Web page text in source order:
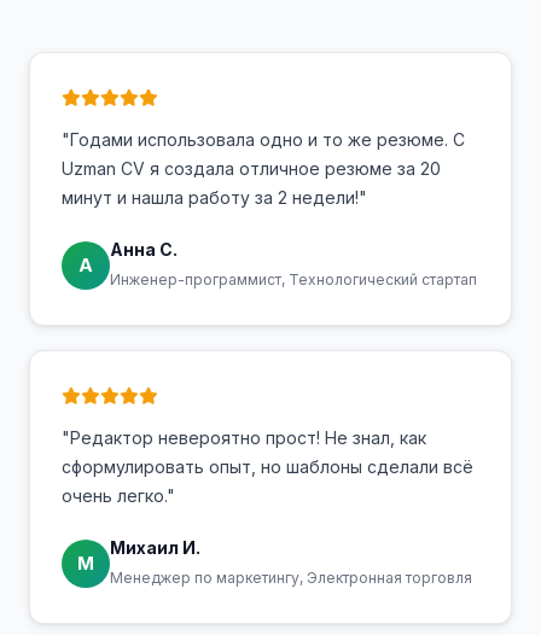
"Годами использовала одно и то же резюме. С
Uzman CV я создала отличное резюме за 20
минут и нашла работу за 2 недели!"
А
Анна С.
Инженер-программист, Технологический стартап
"Редактор невероятно прост! Не знал, как
сформулировать опыт, но шаблоны сделали всё
очень легко."
М
Михаил И.
Менеджер по маркетингу, Электронная торговля